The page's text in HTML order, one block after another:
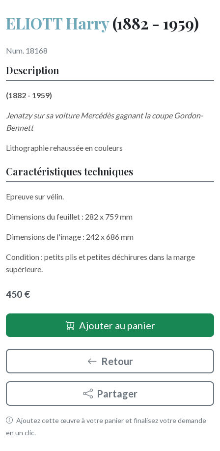
ELIOTT Harry(1882 - 1959)
Num. 18168
Description
(1882 - 1959)
Jenatzy sur sa voiture Mercédès gagnant la coupe Gordon-
Bennett
Lithographie rehaussée en couleurs
Caractéristiques techniques
Epreuve sur vélin.
Dimensions du feuillet : 282 x 759 mm
Dimensions de l'image : 242 x 686 mm
Condition : petits plis et petites déchirures dans la marge
supérieure.
450 €
Ajouter au panier
Retour
Partager
Ajoutez cette œuvre à votre panier et finalisez votre demande
en un clic.